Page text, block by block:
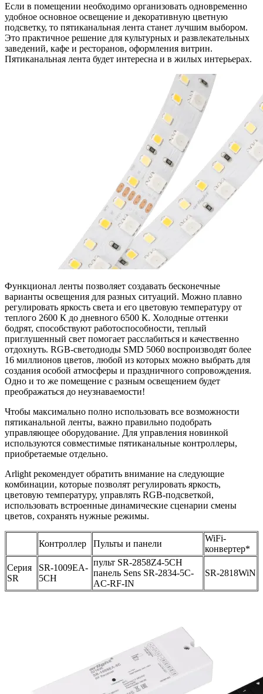
Если в помещении необходимо организовать одновременно
удобное основное освещение и декоративную цветную
подсветку, то пятиканальная лента станет лучшим выбором.
Это практичное решение для культурных и развлекательных
заведений, кафе и ресторанов, оформления витрин.
Пятиканальная лента будет интересна и в жилых интерьерах.
Функционал ленты позволяет создавать бесконечные
варианты освещения для разных ситуаций. Можно плавно
регулировать яркость света и его цветовую температуру от
теплого 2600 К до дневного 6500 К. Холодные оттенки
бодрят, способствуют работоспособности, теплый
приглушенный свет помогает расслабиться и качественно
отдохнуть. RGB-светодиоды SMD 5060 воспроизводят более
16 миллионов цветов, любой из которых можно выбрать для
создания особой атмосферы и праздничного сопровождения.
Одно и то же помещение с разным освещением будет
преображаться до неузнаваемости!
Чтобы максимально полно использовать все возможности
пятиканальной ленты, важно правильно подобрать
управляющее оборудование. Для управления новинкой
используются совместимые пятиканальные контроллеры,
приобретаемые отдельно.
Arlight рекомендует обратить внимание на следующие
комбинации, которые позволят регулировать яркость,
цветовую температуру, управлять RGB-подсветкой,
использовать встроенные динамические сценарии смены
цветов, сохранять нужные режимы.
Контроллер Пульты и панели
WiFi-
конвертер*
Серия
SR
SR-1009EA-
5CH
пульт SR-2858Z4-5CH
панель Sens SR-2834-5C-
AC-RF-IN
SR-2818WiN